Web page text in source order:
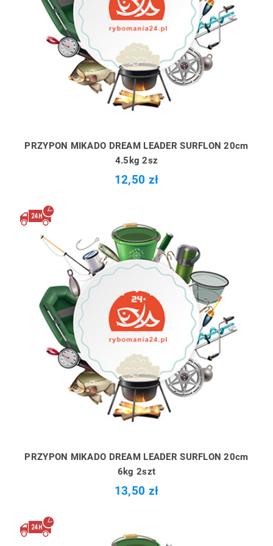
PRZYPON MIKADO DREAM LEADER SURFLON 20cm
4.5kg 2sz
12,50 zł
PRZYPON MIKADO DREAM LEADER SURFLON 20cm
6kg 2szt
13,50 zł